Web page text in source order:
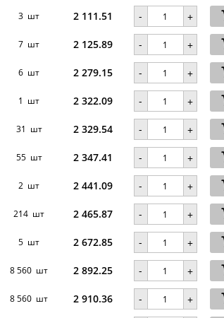
3 шт 2 111.51 - +
7 шт 2 125.89 - +
6 шт 2 279.15 - +
1 шт 2 322.09 - +
31 шт 2 329.54 - +
55 шт 2 347.41 - +
2 шт 2 441.09 - +
214 шт 2 465.87 - +
5 шт 2 672.85 - +
8 560 шт 2 892.25 - +
8 560 шт 2 910.36 - +